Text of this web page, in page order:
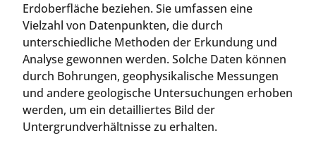
Erdoberfläche beziehen. Sie umfassen eine
Vielzahl von Datenpunkten, die durch
unterschiedliche Methoden der Erkundung und
Analyse gewonnen werden. Solche Daten können
durch Bohrungen, geophysikalische Messungen
und andere geologische Untersuchungen erhoben
werden, um ein detailliertes Bild der
Untergrundverhältnisse zu erhalten.